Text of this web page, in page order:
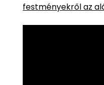
festményekről az